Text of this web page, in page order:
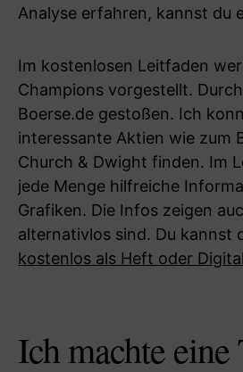
Analyse erfahren, kannst du
Im kostenlosen Leitfaden
Champions vorgestellt.
Boerse.de gestoßen. Ich
interessante Aktien wie zum
Church & Dwight finden. Im
jede Menge hilfreiche
Grafiken. Die Infos zeigen
alternativlos sind. Du kannst
kostenlos als Heft oder
Ich machte eine